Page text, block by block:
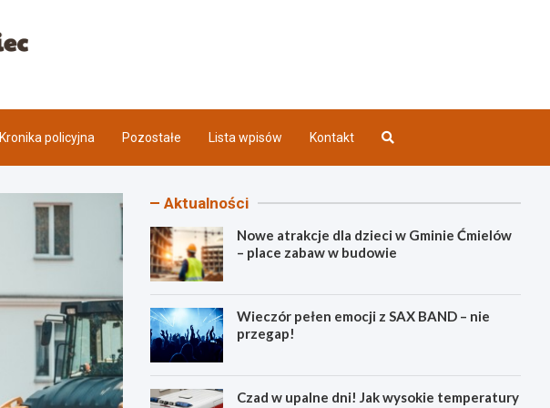
Kronika policyjna Pozostałe Lista wpisów Kontakt
Aktualności
Nowe atrakcje dla dzieci w Gminie Ćmielów
– place zabaw w budowie
Wieczór pełen emocji z SAX BAND – nie
przegap!
Czad w upalne dni! Jak wysokie temperatury